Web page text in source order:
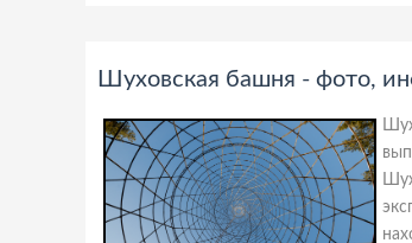
Шуховская башня - фото,